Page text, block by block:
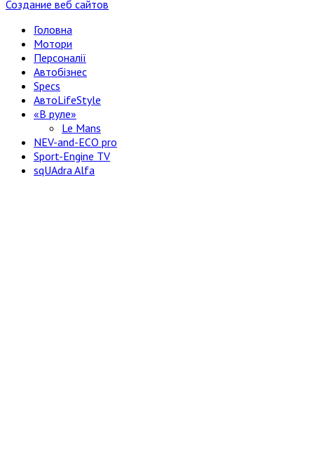
Создание веб сайтов
Головна
Мотори
Персоналії
Автобізнес
Specs
АвтоLifeStyle
«В руле»
Le Mans
NEV-and-ECO pro
Sport-Engine TV
sqUAdra Alfa